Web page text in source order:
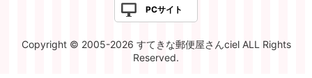
ルーマニア
PCサイト
Copyright © 2005-2026 すてきな郵便屋さんciel ALL Rights
Reserved.